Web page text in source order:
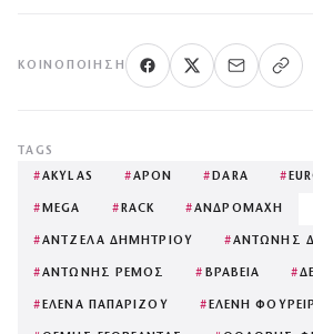
ΚΟΙΝΟΠΟΊΗΣΗ
TAGS
#AKYLAS #APON # DARA #
# MEGA # RACK #ΑΝΔΡΟΜΑΧΗ
#ΑΝΤΖΕΛΑ ΔΗΜΗΤΡΙΟΥ #ΑΝΤΩΝΗΣ
#ΑΝΤΩΝΗΣ ΡΕΜΟΣ # ΒΡΑΒΕΙΑ #
# ΕΛΕΝΑ ΠΑΠΑΡΙΖΟΥ # ΕΛΕΝΗ